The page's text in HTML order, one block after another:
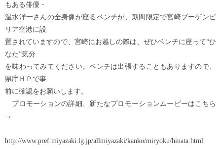
もある俳優・
温水洋一さんの全身像が座るベンチが、期間限定で宮崎ブーゲンビ
リア空港に設
置されていますので、宮崎にお越しの際は、ぜひベンチに座って“ひ
なた”気分
を味わってみてください。ベンチは出張することもありますので、
県庁ＨＰで事
前に確認をお願いします。
プロモーションの詳細、新たなプロモーションムービーはこちら
→
http://www.pref.miyazaki.lg.jp/allmiyazaki/kanko/miryoku/hinata.html